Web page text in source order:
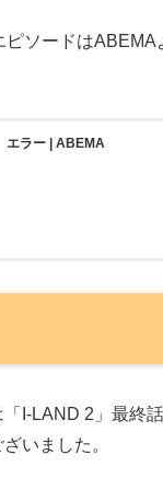
ピソードはABEMA
エラー | ABEMA
I-LAND 2」最終
いました。